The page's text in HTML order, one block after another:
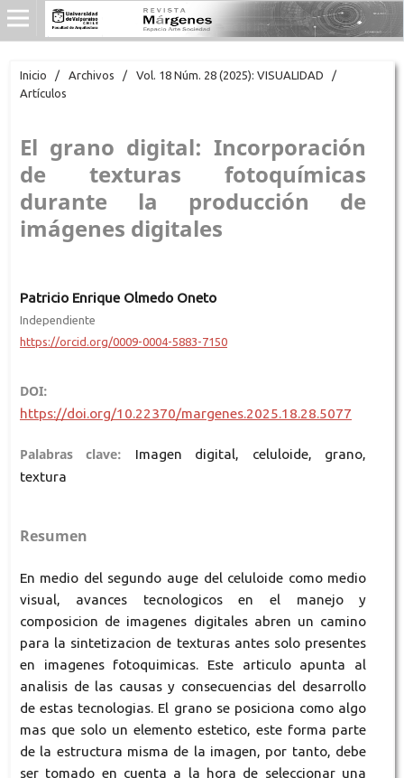
Inicio / Archivos / Vol. 18 Núm. 28 (2025): VISUALIDAD
/
Artículos
El grano digital: Incorporación
de texturas fotoquímicas
durante la producción de
imágenes digitales
Patricio Enrique Olmedo Oneto
Independiente
https://orcid.org/0009-0004-5883-7150
DOI:
https://doi.org/10.22370/margenes.2025.18.28.5077
Palabras clave:
Imagen digital, celuloide, grano,
textura
Resumen
En medio del segundo auge del celuloide como medio
visual, avances tecnologicos en el manejo y
composicion de imagenes digitales abren un camino
para la sintetizacion de texturas antes solo presentes
en imagenes fotoquimicas. Este articulo apunta al
analisis de las causas y consecuencias del desarrollo
de estas tecnologias. El grano se posiciona como algo
mas que solo un elemento estetico, este forma parte
de la estructura misma de la imagen, por tanto, debe
ser tomado en cuenta a la hora de seleccionar una